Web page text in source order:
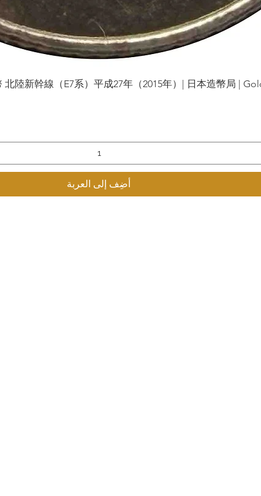
العرض السريع
陸新幹線（E7系）平成27年（2015年）| 日本造幣局 |
أضِف إلى العربة